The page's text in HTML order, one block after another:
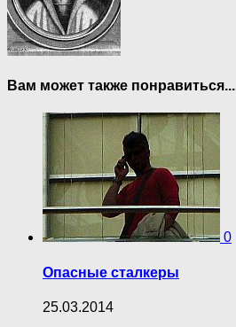
Вам может также понравиться...
0
Опасные сталкеры
25.03.2014